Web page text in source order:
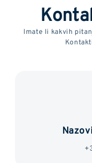
Imate li kakvih